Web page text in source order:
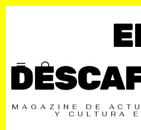
MAGAZINE DE
Y CULTURA